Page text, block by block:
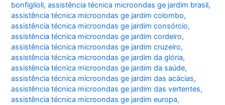
bonfiglioli,assistência técnica microondas ge jardim brasil,
assistência técnica microondas ge jardim colombo,
assistência técnica microondas ge jardim consórcio,
assistência técnica microondas ge jardim cordeiro,
assistência técnica microondas ge jardim cruzeiro,
assistência técnica microondas ge jardim da glória,
assistência técnica microondas ge jardim da saúde,
assistência técnica microondas ge jardim das acácias,
assistência técnica microondas ge jardim das vertentes,
assistência técnica microondas ge jardim europa,